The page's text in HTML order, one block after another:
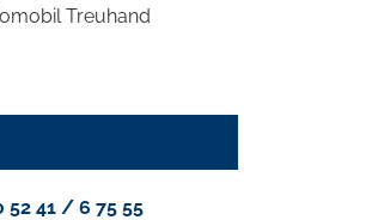
Treuhand
52 41 / 6 75 55